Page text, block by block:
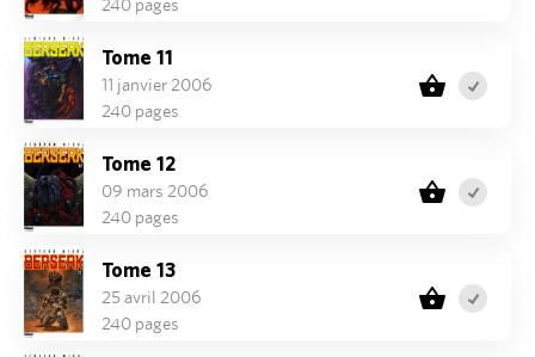
Tome 11
11 janvier 2006
240 pages
Tome 12
09 mars 2006
240 pages
Tome 13
25 avril 2006
240 pages